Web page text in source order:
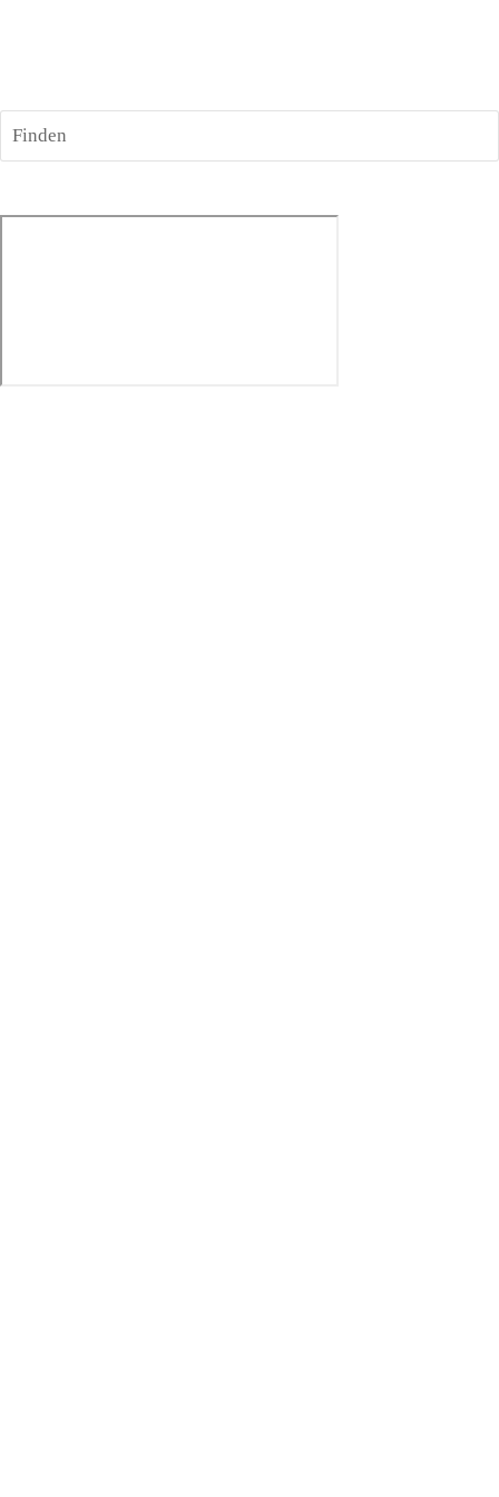
Finden